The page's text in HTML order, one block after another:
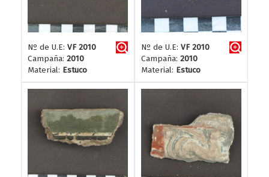
Nº de U.E: VF 2010
Campaña: 2010
Material: Estuco
Nº de U.E: VF 2010
Campaña: 2010
Material: Estuco